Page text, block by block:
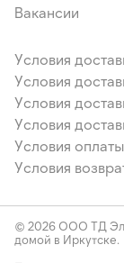
Вакансии
Условия
Условия
Условия
Условия
Условия оплаты
Условия
© 2026 ООО ТД
домой в Иркутске.